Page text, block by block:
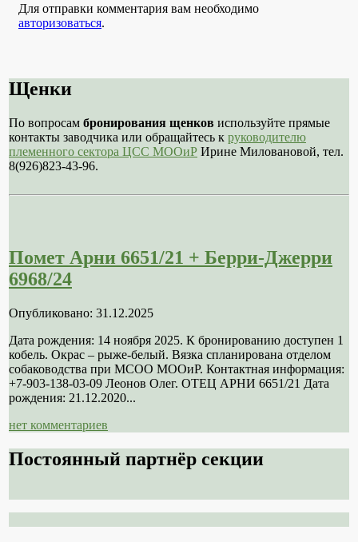
Для отправки комментария вам необходимо
авторизоваться.
Щенки
По вопросам бронирования щенков используйте прямые
контакты заводчика или обращайтесь к руководителю
племенного сектора ЦСС МООиР Ирине Миловановой, тел.
8(926)823-43-96.
Помет Арни 6651/21 + Берри-Джерри
6968/24
Опубликовано: 31.12.2025
Дата рождения: 14 ноября 2025. К бронированию доступен 1
кобель. Окрас – рыже-белый. Вязка спланирована отделом
собаководства при МСОО МООиР. Контактная информация:
+7-903-138-03-09 Леонов Олег. ОТЕЦ АРНИ 6651/21 Дата
рождения: 21.12.2020...
нет комментариев
Постоянный партнёр секции